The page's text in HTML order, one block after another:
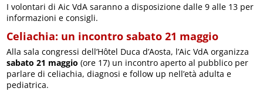
I volontari di Aic VdA saranno a disposizione dalle 9 alle 13 per
informazioni e consigli.
Celiachia: un incontro sabato 21 maggio
Alla sala congressi dell’Hôtel Duca d’Aosta, l’Aic VdA organizza
sabato 21 maggio (ore 17) un incontro aperto al pubblico per
parlare di celiachia, diagnosi e follow up nell’età adulta e
pediatrica.